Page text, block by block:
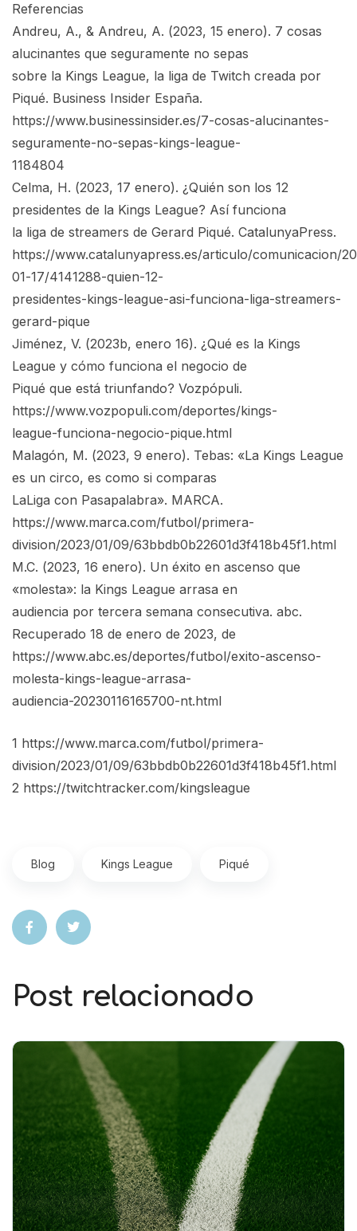
Referencias
Andreu, A., & Andreu, A. (2023, 15 enero). 7 cosas
alucinantes que seguramente no sepas
sobre la Kings League, la liga de Twitch creada por
Piqué. Business Insider España.
https://www.businessinsider.es/7-cosas-alucinantes-
seguramente-no-sepas-kings-league-
1184804
Celma, H. (2023, 17 enero). ¿Quién son los 12
presidentes de la Kings League? Así funciona
la liga de streamers de Gerard Piqué. CatalunyaPress.
https://www.catalunyapress.es/articulo/comunicacion/
01-17/4141288-quien-12-
presidentes-kings-league-asi-funciona-liga-streamers-
gerard-pique
Jiménez, V. (2023b, enero 16). ¿Qué es la Kings
League y cómo funciona el negocio de
Piqué que está triunfando? Vozpópuli.
https://www.vozpopuli.com/deportes/kings-
league-funciona-negocio-pique.html
Malagón, M. (2023, 9 enero). Tebas: «La Kings League
es un circo, es como si comparas
LaLiga con Pasapalabra». MARCA.
https://www.marca.com/futbol/primera-
division/2023/01/09/63bbdb0b22601d3f418b45f1.html
M.C. (2023, 16 enero). Un éxito en ascenso que
«molesta»: la Kings League arrasa en
audiencia por tercera semana consecutiva. abc.
Recuperado 18 de enero de 2023, de
https://www.abc.es/deportes/futbol/exito-ascenso-
molesta-kings-league-arrasa-
audiencia-20230116165700-nt.html
1 https://www.marca.com/futbol/primera-
division/2023/01/09/63bbdb0b22601d3f418b45f1.html
2 https://twitchtracker.com/kingsleague
Blog Kings League Piqué
Post relacionado